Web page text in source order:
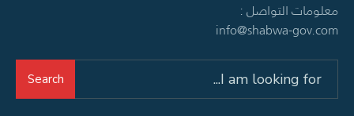
معلومات التواصل :
info@shabwa-gov.com
Search